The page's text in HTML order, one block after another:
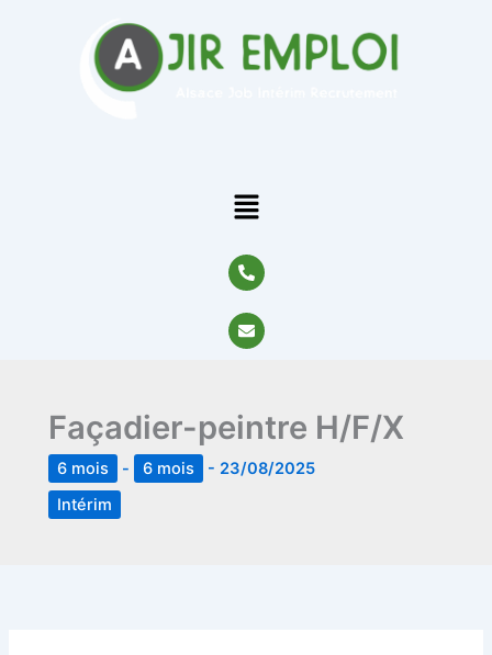
Menu
P
h
o
n
e
-
E
n
v
p
e
Façadier-peintre H/F/X
6 mois - 6 mois - 23/08/2025
Intérim